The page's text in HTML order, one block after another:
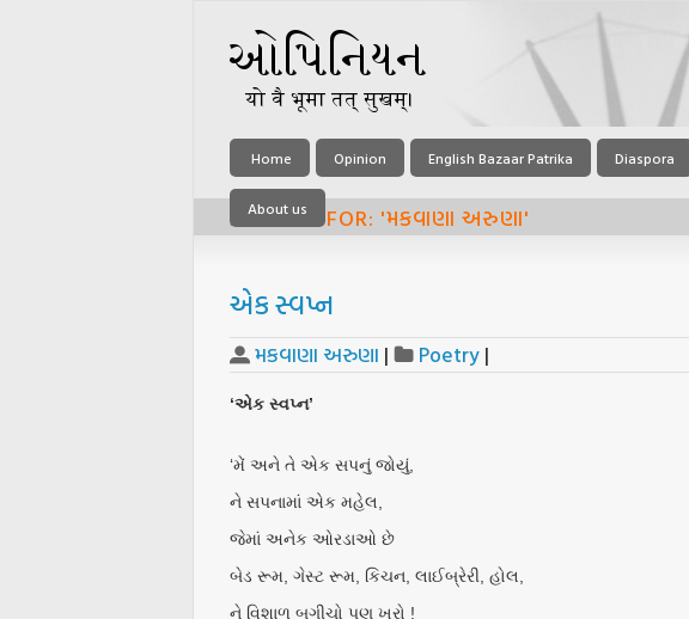
Home Opinion English Bazaar Patrika Diaspora
About us
ARCHIVE FOR: 'મકવાણા અરુણા'
એક સ્વપ્ન
મકવાણા અરુણા | Poetry |
‘એક સ્વપ્ન’
‘મેં અને તે એક સપનું જોયું,
ને સપનામાં એક મહેલ,
જેમાં અનેક ઓરડાઓ છે
બેડ રૂમ, ગેસ્ટ રૂમ, કિચન, લાઈબ્રેરી, હોલ,
ને વિશાળ બગીચો પણ ખરો !